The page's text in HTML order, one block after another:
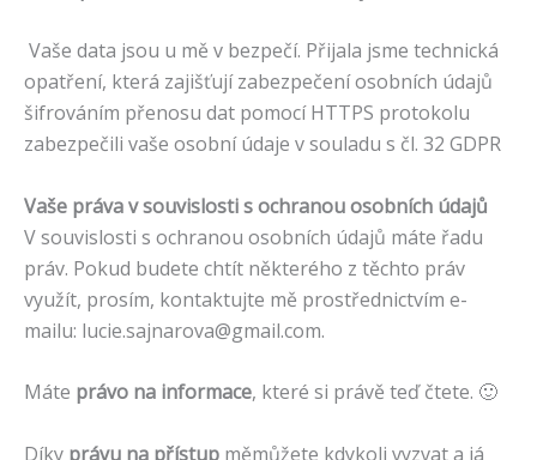
Vaše data jsou u mě v bezpečí. Přijala jsme technická
opatření, která zajišťují zabezpečení osobních údajů
šifrováním přenosu dat pomocí HTTPS protokolu
zabezpečili vaše osobní údaje v souladu s čl. 32 GDPR
Vaše práva v souvislosti s ochranou osobních údajů
V souvislosti s ochranou osobních údajů máte řadu
práv. Pokud budete chtít některého z těchto práv
využít, prosím, kontaktujte mě prostřednictvím e-
mailu: lucie.sajnarova@gmail.com.
Máte právo na informace, které si právě teď čtete. 🙂
Díky právu na přístup měmůžete kdykoli vyzvat a já